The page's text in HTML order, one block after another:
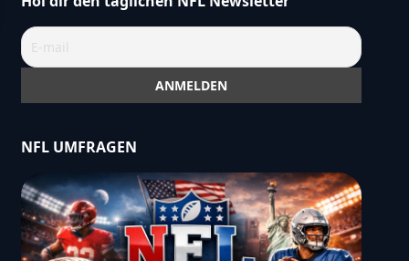
NFL UMFRAGEN